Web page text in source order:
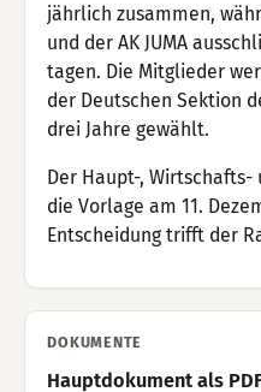
jährlich zusammen,
und der AK JUMA
tagen. Die Mitglieder
der Deutschen Sektion
drei Jahre gewählt.
Der Haupt-, Wirtschafts-
die Vorlage am 11.
Entscheidung trifft der
DOKUMENTE
Hauptdokument als